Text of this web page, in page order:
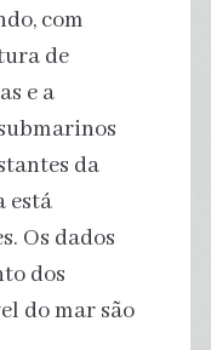
com
de
e a
da
está
Os dados
dos
do mar são